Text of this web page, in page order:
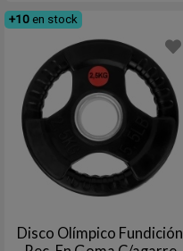
+10 en stock
Disco Olímpico Fundición